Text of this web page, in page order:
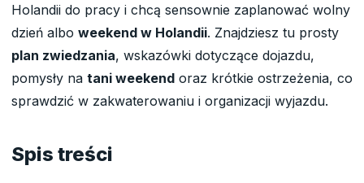
Holandii do pracy i chcą sensownie zaplanować wolny
dzień albo weekend w Holandii. Znajdziesz tu prosty
plan zwiedzania, wskazówki dotyczące dojazdu,
pomysły na tani weekend oraz krótkie ostrzeżenia, co
sprawdzić w zakwaterowaniu i organizacji wyjazdu.
Spis treści